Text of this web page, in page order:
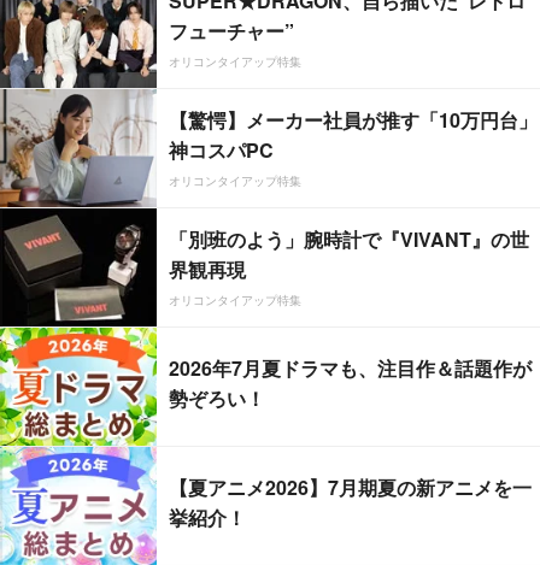
フューチャー”
オリコンタイアップ特集
【驚愕】メーカー社員が推す「10万円台」
神コスパPC
オリコンタイアップ特集
「別班のよう」腕時計で『VIVANT』の世
界観再現
オリコンタイアップ特集
2026年7月夏ドラマも、注目作＆話題作が
勢ぞろい！
【夏アニメ2026】7月期夏の新アニメを一
挙紹介！